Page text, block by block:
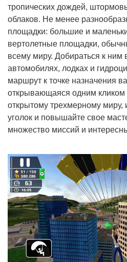
тропических дождей,
облаков. Не менее
площадки: большие и
вертолетные площадки,
всему миру. Добираться к ним
автомобилях, лодках и
маршрут к точке назначения
открывающаяся одним кликом
открытому трехмерному миру,
уголок и повышайте свое
множество миссий и